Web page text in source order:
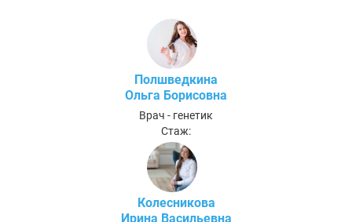
Полшведкина
Ольга Борисовна
Врач - генетик
Стаж:
Колесникова
Ирина Васильевна